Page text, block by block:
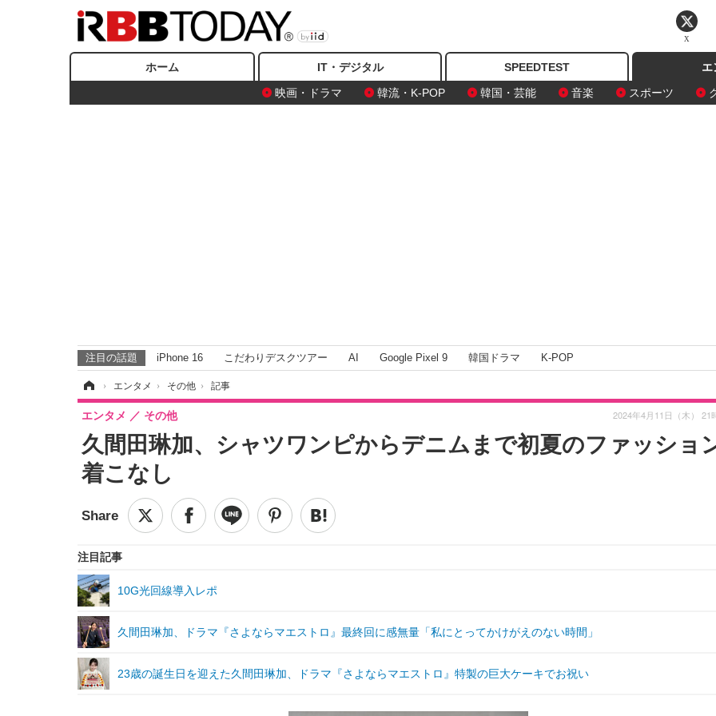
ホーム IT・デジタル SPEEDTEST
エ
映画・ドラマ
韓流・K-POP 韓国・芸能 音楽 スポーツ
注目の話題 iPhone 16 こだわりデスクツアー AI Google Pixel 9 韓国ドラマ K-POP
› エンタメ › その他 › 記事
久間田琳加、シャツワンピからデニムまで初夏のファッショ
着こなし
エンタメ その他 2024年4月11日（木） 21
注目記事
10G光回線導入レポ
久間田琳加、ドラマ『さよならマエストロ』最終回に感無量「私にとってかけがえのない時間」
23歳の誕生日を迎えた久間田琳加、ドラマ『さよならマエストロ』特製の巨大ケーキでお祝い
X